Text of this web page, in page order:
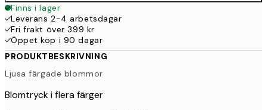
Finns i lager
Leverans 2-4 arbetsdagar
Fri frakt över 399 kr
Öppet köp i 90 dagar
PRODUKTBESKRIVNING
Ljusa färgade blommor
Blomtryck i flera färger